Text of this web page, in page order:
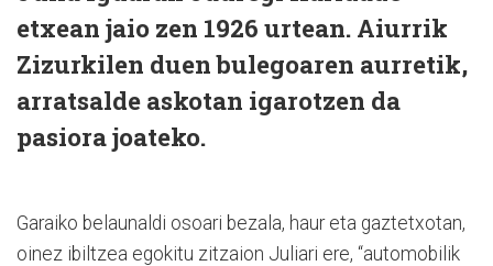
etxean jaio zen 1926 urtean. Aiurrik
Zizurkilen duen bulegoaren aurretik,
arratsalde askotan igarotzen da
pasiora joateko.
Garaiko belaunaldi osoari bezala, haur eta gaztetxotan,
oinez ibiltzea egokitu zitzaion Juliari ere, “automobilik